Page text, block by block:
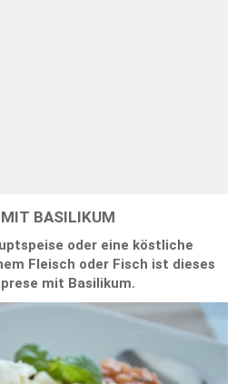
BASILIKUM
oder eine köstliche
Fleisch oder Fisch ist dieses
mit Basilikum.